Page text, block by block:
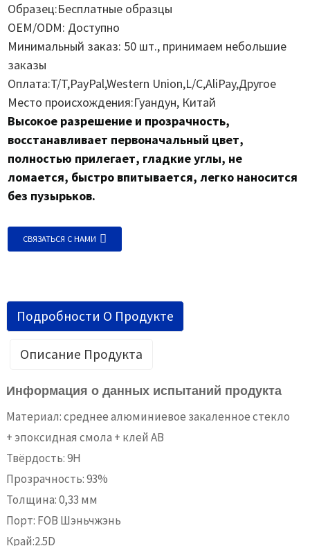
Образец:Бесплатные образцы
OEM/ODM: Доступно
Минимальный заказ: 50 шт., принимаем небольшие
заказы
Оплата:T/T,PayPal,Western Union,L/C,AliPay,Другое
Место происхождения:Гуандун, Китай
Высокое разрешение и прозрачность,
восстанавливает первоначальный цвет,
полностью прилегает, гладкие углы, не
ломается, быстро впитывается, легко наносится
без пузырьков.
СВЯЗАТЬСЯ С НАМИ
Подробности О Продукте
Описание Продукта
Информация о данных испытаний продукта
Материал: среднее алюминиевое закаленное стекло
+ эпоксидная смола + клей AB
Твёрдость: 9H
Прозрачность: 93%
Толщина: 0,33 мм
Порт: FOB Шэньчжэнь
Край:2.5D